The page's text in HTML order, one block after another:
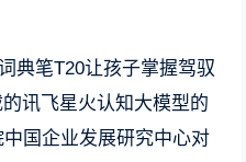
典笔T20让孩子掌握驾驭
讯飞星火认知大模型的
国企业发展研究中心对